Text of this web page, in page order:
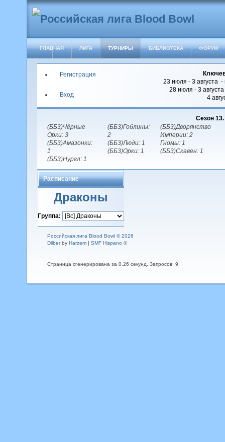
ГЛАВНАЯ ЛИГА ТУРНИРЫ БИБЛИОТЕКА ФОРУМ
Регистрация
Вход
23 июля - 3 августа -
28 июля - 3
4
Сезон 13.
(ББ3)Чёрные
Орки: 3
(ББ3)Амазонки:
1
(ББ3)Нургл: 1
(ББ3)Гоблины:
2
(ББ3)Люди: 1
(ББ3)Орки: 1
(ББ3)Дворянство
Империи: 2
Гномы: 1
(ББ3)Скавен: 1
Расписание
Драконы
Группа:
Российская лига Blood Bowl © 2026
Dilberby Harzem| SMF Hispano ©
Страница сгенерирована за 0.26 секунд. Запросов: 9.